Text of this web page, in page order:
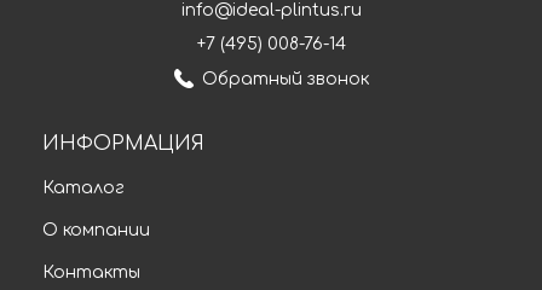
info@ideal-plintus.ru
+7 (495) 008-76-14
Обратный звонок
ИНФОРМАЦИЯ
Каталог
О компании
Контакты